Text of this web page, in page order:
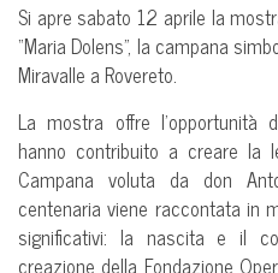
Si apre sabato 12 aprile la
“Maria Dolens”, la campana
Miravalle a Rovereto.
La mostra offre
hanno contribuito a creare la
Campana voluta da don
centenaria viene raccontata in
significativi: la nascita e il
creazione della Fondazione